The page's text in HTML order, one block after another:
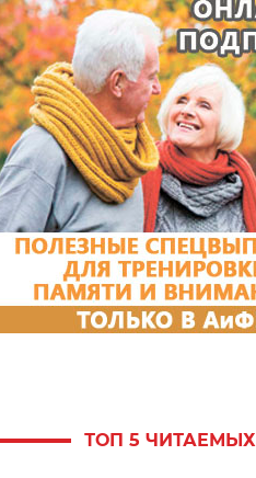
ТОП 5 ЧИТАЕМЫХ